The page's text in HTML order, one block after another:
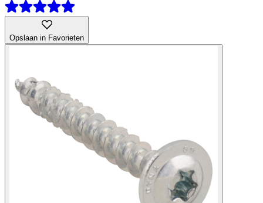
Opslaan in Favorieten